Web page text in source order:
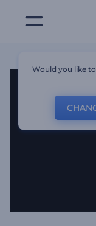
Would you like